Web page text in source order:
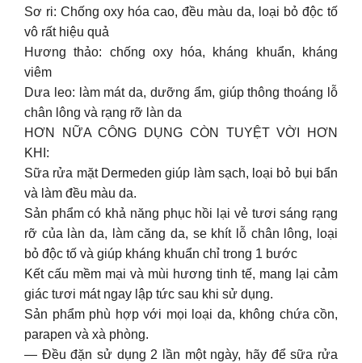
Sơ ri: Chống oxy hóa cao, đều màu da, loại bỏ độc tố
vô rất hiệu quả
Hương thảo: chống oxy hóa, kháng khuẩn, kháng
viêm
Dưa leo: làm mát da, dưỡng ẩm, giúp thông thoáng lỗ
chân lông và rạng rỡ làn da
HƠN NỮA CÔNG DỤNG CÒN TUYỆT VỜI HƠN
KHI:
Sữa rửa mặt Dermeden giúp làm sạch, loại bỏ bụi bẩn
và làm đều màu da.
Sản phẩm có khả năng phục hồi lại vẻ tươi sáng rạng
rỡ của làn da, làm căng da, se khít lỗ chân lông, loại
bỏ độc tố và giúp kháng khuẩn chỉ trong 1 bước
Kết cấu mềm mại và mùi hương tinh tế, mang lại cảm
giác tươi mát ngay lập tức sau khi sử dụng.
Sản phẩm phù hợp với mọi loại da, không chứa cồn,
parapen và xà phòng.
— Đều đặn sử dụng 2 lần một ngày, hãy để sữa rửa